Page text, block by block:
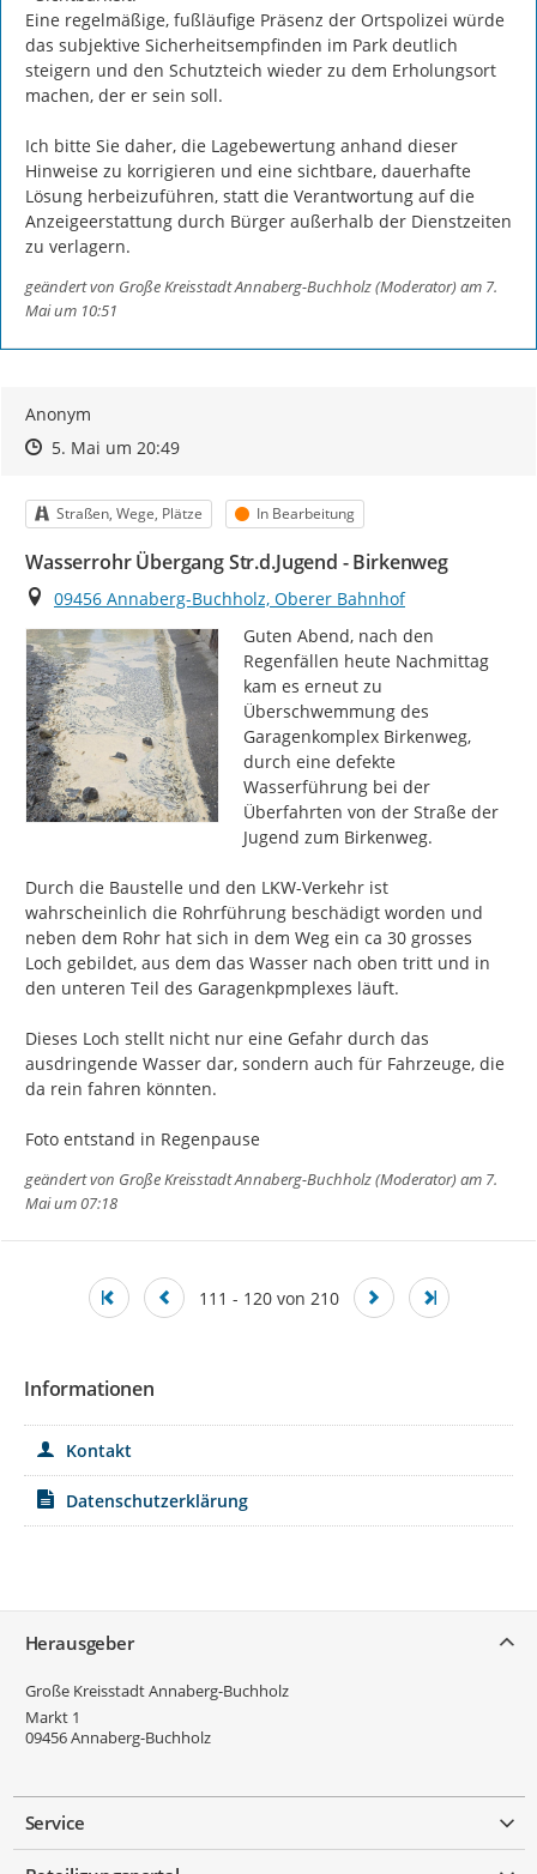
Eine regelmäßige, fußläufige Präsenz der Ortspolizei würde
das subjektive Sicherheitsempfinden im Park deutlich
steigern und den Schutzteich wieder zu dem Erholungsort
machen, der er sein soll.
Ich bitte Sie daher, die Lagebewertung anhand dieser
Hinweise zu korrigieren und eine sichtbare, dauerhafte
Lösung herbeizuführen, statt die Verantwortung auf die
Anzeigeerstattung durch Bürger außerhalb der Dienstzeiten
zu verlagern.
geändert von Große Kreisstadt Annaberg-Buchholz (Moderator)am 7.
Mai um 10:51
Anonym
Zeitpunkt des Erstellens
Zeitpunkt des Erstellens
5. Mai um 20:49Zur Äußerung
Kategorie
Straßen, Wege, Plätze Status
In Bearbeitung
Wasserrohr Übergang Str.d.Jugend - Birkenweg
Ort
09456 Annaberg-Buchholz, Oberer Bahnhof
Guten Abend, nach den
Regenfällen heute Nachmittag
kam es erneut zu
Überschwemmung des
Garagenkomplex Birkenweg,
durch eine defekte
Wasserführung bei der
Überfahrten von der Straße der
Jugend zum Birkenweg.
Durch die Baustelle und den LKW-Verkehr ist
wahrscheinlich die Rohrführung beschädigt worden und
neben dem Rohr hat sich in dem Weg ein ca 30 grosses
Loch gebildet, aus dem das Wasser nach oben tritt und in
den unteren Teil des Garagenkpmplexes läuft.
Dieses Loch stellt nicht nur eine Gefahr durch das
ausdringende Wasser dar, sondern auch für Fahrzeuge, die
da rein fahren könnten.
Foto entstand in Regenpause
geändert von Große Kreisstadt Annaberg-Buchholz (Moderator)am 7.
Mai um 07:18
111 - 120 von 210
Informationen
Kontakt
Datenschutzerklärung
Herausgeber
Große Kreisstadt Annaberg-Buchholz
Markt 1
09456Annaberg-Buchholz
Service